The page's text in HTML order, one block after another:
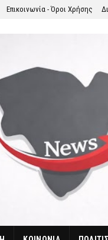
Επικοινωνία - Όροι Χρήσης